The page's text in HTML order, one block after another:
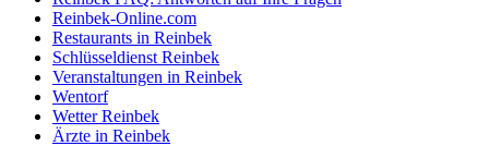
Reinbek-Online.com
Restaurants in Reinbek
Schlüsseldienst Reinbek
Veranstaltungen in Reinbek
Wentorf
Wetter Reinbek
Ärzte in Reinbek